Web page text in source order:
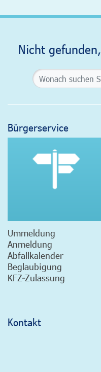
Nicht
Bürgerservice
Ummeldung
Anmeldung
Abfallkalender
Beglaubigung
KFZ-Zulassung
Kontakt